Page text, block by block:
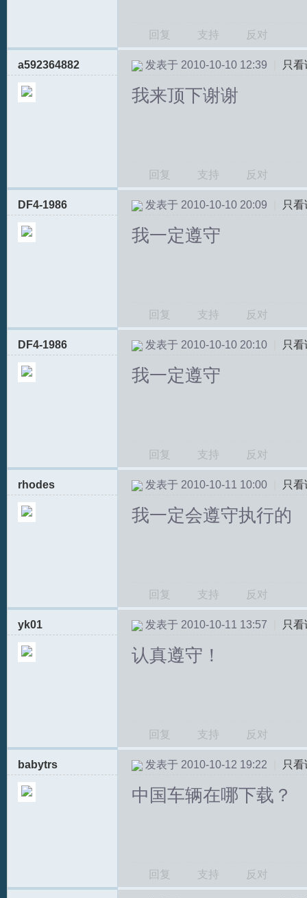
回复 支持 反对
a592364882 发表于 2010-10-10 12:39 只
我来顶下谢谢
回复 支持 反对
DF4-1986 发表于 2010-10-10 20:09 只
我一定遵守
回复 支持 反对
DF4-1986 发表于 2010-10-10 20:10 只
我一定遵守
回复 支持 反对
rhodes 发表于 2010-10-11 10:00 只
我一定会遵守执行的
回复 支持 反对
yk01 发表于 2010-10-11 13:57 只
认真遵守！
回复 支持 反对
babytrs 发表于 2010-10-12 19:22 只
中国车辆在哪下载？
回复 支持 反对